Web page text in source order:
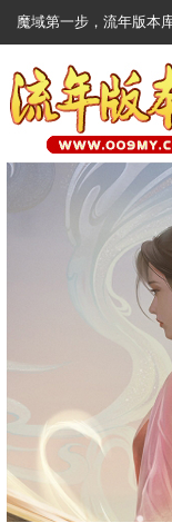
魔域第一步，流年版本